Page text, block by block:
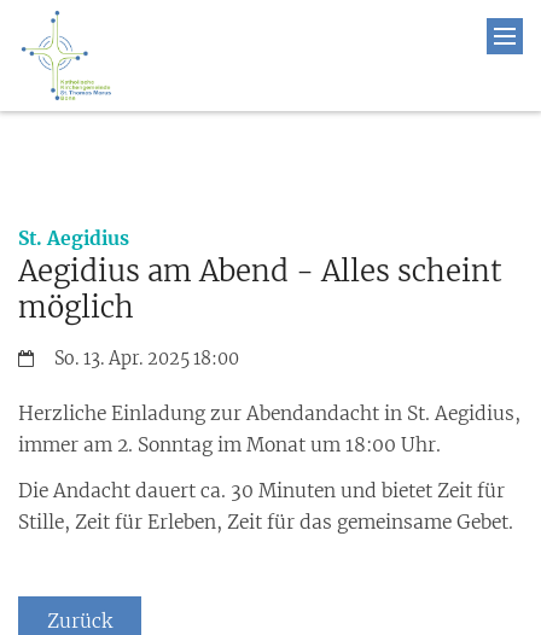
St. Aegidius:
Aegidius am Abend - Alles scheint
möglich
Datum:So. 13. Apr. 2025 18:00
Herzliche Einladung zur Abendandacht in St. Aegidius,
immer am 2. Sonntag im Monat um 18:00 Uhr.
Die Andacht dauert ca. 30 Minuten und bietet Zeit für
Stille, Zeit für Erleben, Zeit für das gemeinsame Gebet.
Zurück